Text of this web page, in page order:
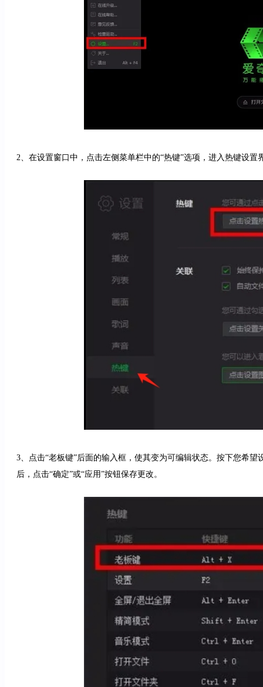
2、在设置窗口中，点击左侧菜单栏中的“热键”选项，进入热键设置
3、点击“老板键”后面的输入框，使其变为可编辑状态。按下您希
后，点击“确定”或“应用”按钮保存更改。